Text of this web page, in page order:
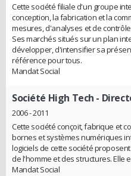
Cette société filiale d'un groupe
conception, la fabrication et la
mesures, d'analyses et de
Ses marchés situés sur un plan
développer, d'intensifier sa
référence pour tous.
Mandat Social
Société High Tech -
2006 - 2011
Cette société conçoit, fabrique et
bornes et systèmes numériques
logiciels de cette société
de l'homme et des structures. Elle
Mandat Social